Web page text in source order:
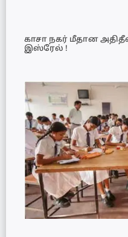
காசா நகர் மீதான
இஸ்ரேல் !